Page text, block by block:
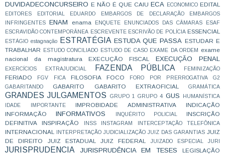
DUVIDADECONCURSEIRO E NÃO É QUE CAIU ECA ECONOMICO EDITAL
EDITORES EDITORIAL EDUARDO EMBARGOS DE DECLARAÇÃO
EMBARGOS
INFRINGENTES
ENAM enama ENQUETE ENUNCIADOS DAS CÂMARAS
ESAF
ESCRAVIDÃO CONTEMPORÂNEA ESCREVENTE ESCRIVÃO DE POLÍCIA ESSENCIAL
ESTÁGIO estagnação ESTRATÉGIA ESTUDA QUE PASSA ESTUDAR E
TRABALHAR
ESTUDO CONCILIADO ESTUDO DE CASO EXAME DA ORDEM
exame
nacional da magistratura
EXECUÇÃO FISCAL EXECUÇÃO PENAL
EXERCÍCIOS EXTRAJUDICIAL FAZENDA PÚBLICA FEMINIZAÇÃO
FERIADO FGV FICA FILOSOFIA FOCO FORO POR PRERROGATIVA
G2
GABARITANDO
GABARITO GABARITO EXTRAOFICIAL GRAMÁTICA
GRANDES JULGAMENTOS GRUPO 1 GRUPO 4 GUS
HUMANÍSTICA
IDADE
IMPORTANTE IMPROBIDADE ADMINISTRATIVA
INDICAÇÃO
INFORMAÇÃO
INFORMATIVOS INQUÉRITO POLICIAL
INSCRIÇÃO
DEFINITIVA
INSPIRAÇÃO INSS INSTAGRAM INTERCEPTAÇÃO TELEFÔNICA
INTERNACIONAL INTERPRETAÇÃO JUDICIALIZAÇÃO JUIZ DAS GARANTIAS JUIZ
DE DIREITO
JUIZ ESTADUAL JUIZ FEDERAL JUIZADO ESPECIAL JURI
JURISPRUDENCIA JURISPRUDÊNCIA EM TESES
LEGISLAÇÃO